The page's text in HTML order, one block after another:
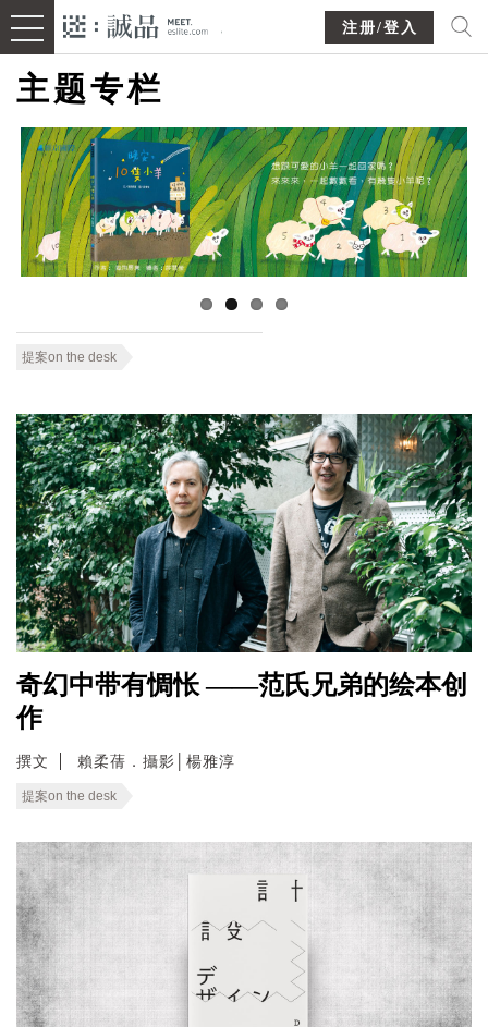
注册/登入
主题专栏
提案on the desk
奇幻中带有惆怅 ——范氏兄弟的绘本创
作
撰文 賴柔蒨．攝影│楊雅淳
提案on the desk